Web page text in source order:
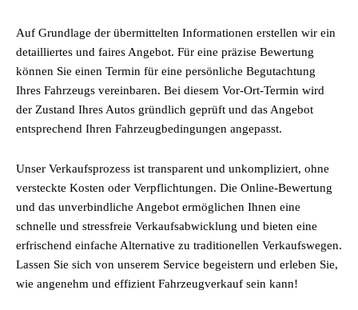
Auf Grundlage der übermittelten Informationen erstellen wir ein
detailliertes und faires Angebot. Für eine präzise Bewertung
können Sie einen Termin für eine persönliche Begutachtung
Ihres Fahrzeugs vereinbaren. Bei diesem Vor-Ort-Termin wird
der Zustand Ihres Autos gründlich geprüft und das Angebot
entsprechend Ihren Fahrzeugbedingungen angepasst.
Unser Verkaufsprozess ist transparent und unkompliziert, ohne
versteckte Kosten oder Verpflichtungen. Die Online-Bewertung
und das unverbindliche Angebot ermöglichen Ihnen eine
schnelle und stressfreie Verkaufsabwicklung und bieten eine
erfrischend einfache Alternative zu traditionellen Verkaufswegen.
Lassen Sie sich von unserem Service begeistern und erleben Sie,
wie angenehm und effizient Fahrzeugverkauf sein kann!